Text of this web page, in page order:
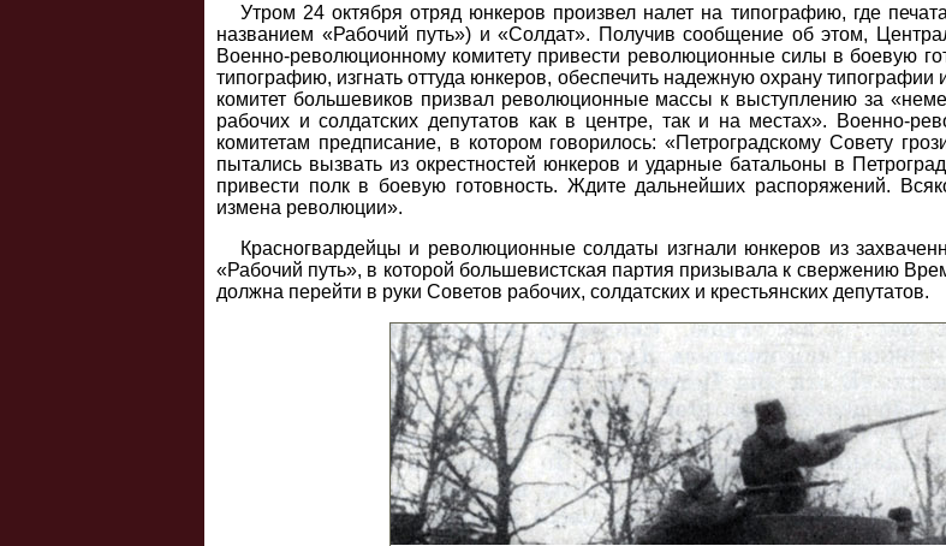
Утром 24 октября отряд юнкеров произвел налет на типографию, где
названием «Рабочий путь») и «Солдат». Получив сообщение об этом,
Военно-революционному комитету привести революционные силы в боевую
типографию, изгнать оттуда юнкеров, обеспечить надежную охрану
комитет большевиков призвал революционные массы к выступлению за
рабочих и солдатских депутатов как в центре, так и на местах». Военно-
комитетам предписание, в котором говорилось: «Петроградскому Совету
пытались вызвать из окрестностей юнкеров и ударные батальоны в
привести полк в боевую готовность. Ждите дальнейших распоряжений.
измена революции».
Красногвардейцы и революционные солдаты изгнали юнкеров из
«Рабочий путь», в которой большевистская партия призывала к свержению
должна перейти в руки Советов рабочих, солдатских и крестьянских депутатов.